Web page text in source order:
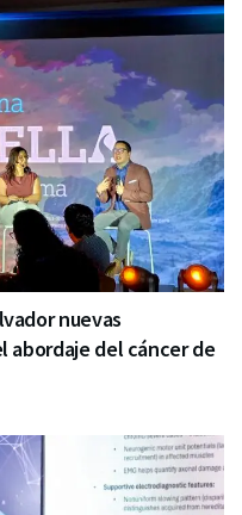
nuevas
abordaje del cáncer de